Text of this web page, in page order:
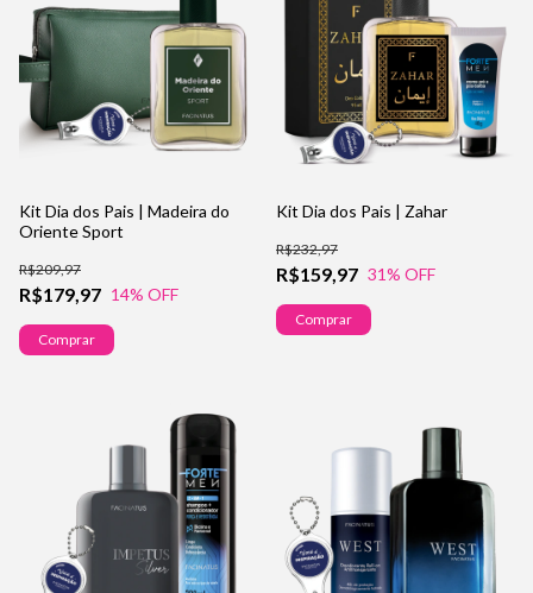
Kit Dia dos Pais | Madeira do
Oriente Sport
R$179,97
R$209,97
14% OFF
Kit Dia dos Pais | Zahar
R$159,97
R$232,97
31% OFF